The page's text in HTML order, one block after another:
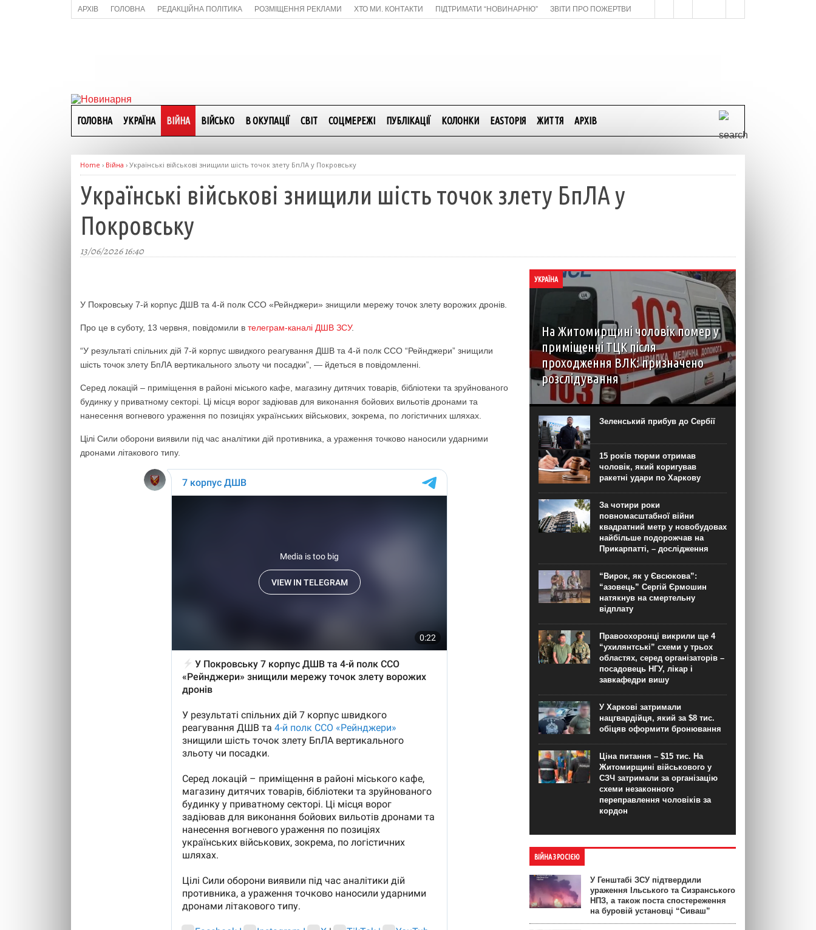
АРХІВ ГОЛОВНА РЕДАКЦІЙНА ПОЛІТИКА РОЗМІЩЕННЯ РЕКЛАМИ ХТО МИ. КОНТАКТИ ПІДТРИМАТИ “НОВИНАРНЮ” ЗВІТИ ПРО ПОЖЕРТВИ
ГОЛОВНА УКРАЇНА ВІЙНА ВІЙСЬКО В ОКУПАЦІЇ СВІТ СОЦМЕРЕЖІ ПУБЛІКАЦІЇ КОЛОНКИ EASTОРІЯ ЖИТТЯ АРХІВ
Home › Війна › Українські військові знищили шість точок злету БпЛА у Покровську
Українські військові знищили шість точок злету БпЛА у
Покровську
13/06/2026 16:40
У Покровську 7-й корпус ДШВ та 4-й полк ССО «Рейнджери» знищили мережу точок злету ворожих дронів.
Про це в суботу, 13 червня, повідомили в телеграм-каналі ДШВ ЗСУ.
“У результаті спільних дій 7-й корпус швидкого реагування ДШВ та 4-й полк ССО “Рейнджери” знищили
шість точок злету БпЛА вертикального зльоту чи посадки”, — йдеться в повідомленні.
Серед локацій – приміщення в районі міського кафе, магазину дитячих товарів, бібліотеки та зруйнованого
будинку у приватному секторі. Ці місця ворог задіював для виконання бойових вильотів дронами та
нанесення вогневого ураження по позиціях українських військових, зокрема, по логістичних шляхах.
Цілі Сили оборони виявили під час аналітики дій противника, а ураження точково наносили ударними
дронами літакового типу.
УКРАЇНА
На Житомирщині чоловік помер у
приміщенні ТЦК після
проходження ВЛК: призначено
розслідування
6 серпня до територіального центру
комплектування на Житомирщині доставили
чоловіка, який фігурував як порушник правил
військового обліку. Під час перебування у
приміщенні він знепритомнів, а потім помер. Про
інцидент...
Зеленський прибув до Сербії
15 років тюрми отримав
чоловік, який коригував
ракетні удари по Харкову
За чотири роки
повномасштабної війни
квадратний метр у новобудовах
найбільше подорожчав на
Прикарпатті, – дослідження
“Вирок, як у Євсюкова”:
“азовець” Сергій Єрмошин
натякнув на смертельну
відплату
Правоохоронці викрили ще 4
“ухилянтські” схеми у трьох
областях, серед організаторів –
посадовець НГУ, лікар і
завкафедри вишу
У Харкові затримали
нацгвардійця, який за $8 тис.
обіцяв оформити бронювання
Ціна питання – $15 тис. На
Житомирщині військового у
СЗЧ затримали за організацію
схеми незаконного
переправлення чоловіків за
кордон
ВІЙНА З РОСІЄЮ
У Генштабі ЗСУ підтвердили
ураження Ільського та Сизранського
НПЗ, а також поста спостереження
на буровій установці “Сиваш”